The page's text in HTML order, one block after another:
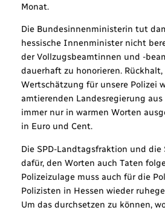
Monat.
Die Bundesinnenministerin tut
hessische Innenminister nicht
der Vollzugsbeamtinnen und -
dauerhaft zu honorieren.
Wertschätzung für unsere Polizei
amtierenden Landesregierung aus
immer nur in warmen Worten
in Euro und Cent.
Die SPD-Landtagsfraktion und die
dafür, den Worten auch Taten
Polizeizulage muss auch für die
Polizisten in Hessen wieder
Um das durchsetzen zu können,